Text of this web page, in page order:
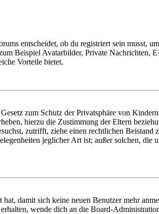
entscheidet, ob du registriert sein musst,
Beispiel Avatarbilder, Private Nachrichten,
Vorteile bietet.
zum Schutz der Privatsphäre von
hierzu die Zustimmung der Eltern
zutrifft, ziehe einen rechtlichen
jeglicher Art ist; außer solchen,
damit sich keine neuen Benutzer mehr
wende dich an die Board-